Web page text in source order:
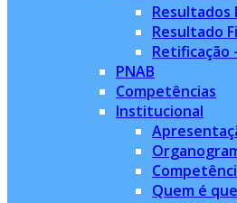
Resultados
Resultado
Retificação
PNAB
Competências
Institucional
Quem é